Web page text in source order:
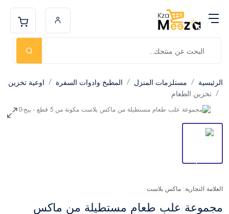
الرئيسية مستلزمات المنزل المطبخ وادوات السفرة
اوعية تخزين
تخزين الطعام
العلامة التجارية: ماكس بلاست
مجموعة علب طعام مستطيلة من ماكس